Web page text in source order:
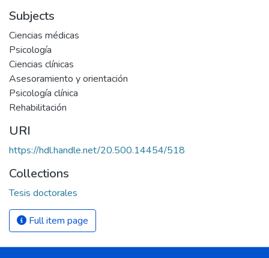
Subjects
Ciencias médicas
Psicología
Ciencias clínicas
Asesoramiento y orientación
Psicología clínica
Rehabilitación
URI
https://hdl.handle.net/20.500.14454/518
Collections
Tesis doctorales
Full item page